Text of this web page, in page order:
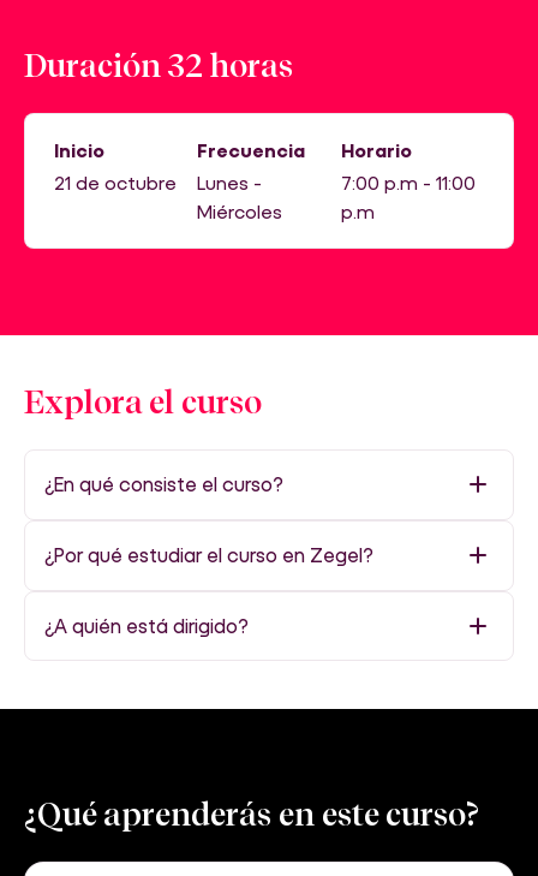
Duración 32 horas
Inicio
21 de octubre
Frecuencia
Lunes -
Miércoles
Horario
7:00 p.m - 11:00
p.m
Explora el curso
¿En qué consiste el curso?
¿Por qué estudiar el curso en Zegel?
¿A quién está dirigido?
¿Qué aprenderás en este curso?